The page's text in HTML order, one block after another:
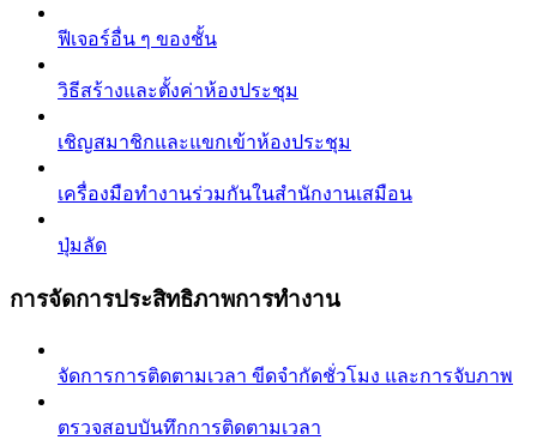
ฟีเจอร์อื่น ๆ ของชั้น
วิธีสร้างและตั้งค่าห้องประชุม
เชิญสมาชิกและแขกเข้าห้องประชุม
เครื่องมือทำงานร่วมกันในสำนักงานเสมือน
ปุ่มลัด
การจัดการประสิทธิภาพการทำงาน
จัดการการติดตามเวลา ขีดจำกัดชั่วโมง และการจับภาพ
ตรวจสอบบันทึกการติดตามเวลา